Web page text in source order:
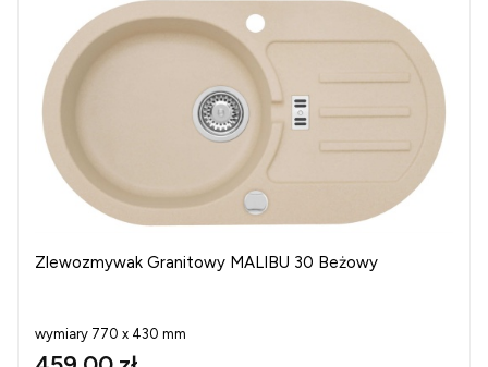
Zlewozmywak Granitowy MALIBU 30 Beżowy
wymiary 770 x 430 mm